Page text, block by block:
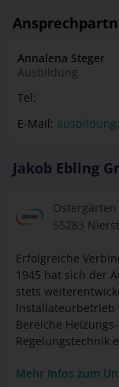
die kleinen und
Geschäftsalltags.
Aufgaben, denn in
Annalena Steger
Tel:
E-Mail:
Ostergärten
Erfolgreiche
stets
Bereiche
Regelungstechnik
Kundendienst für
Portfolio der Jakob
und Regeltechnik.
Mehr Infos zum